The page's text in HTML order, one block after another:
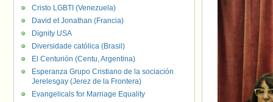
Cristo LGBTI (Venezuela)
David et Jonathan (Francia)
Dignity USA
Diversidade católica (Brasil)
El Centurión (Centu, Argentina)
Esperanza Grupo Cristiano de la sociación
Jerelesgay (Jerez de la Frontera)
Evangelicals for Marriage Equality